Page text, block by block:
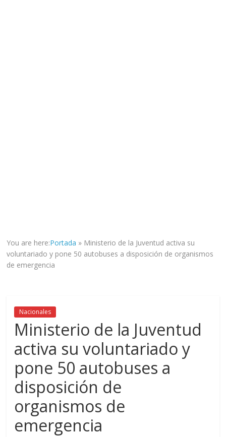
a
tod@s
nuestr@s
You are here:Portada » Ministerio de la Juventud activa su
voluntariado y pone 50 autobuses a disposición de organismos
de emergencia
Nacionales
Ministerio de la Juventud
activa su voluntariado y
pone 50 autobuses a
disposición de
organismos de
emergencia